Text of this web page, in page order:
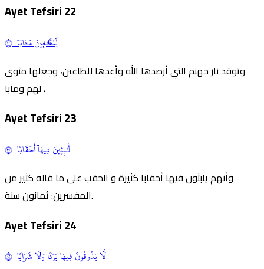
Ayet Tefsiri22
لِّلطَّٰغِينَ مَـَٔابٗا ٢٢
وتوقد نار جهنم التي أرصدها الله وأعدها للطاغين، وجعلها مثوى
لهم ومآبا ،
Ayet Tefsiri23
لَّٰبِثِينَ فِيهَآ أَحۡقَابٗا ٢٣
وأنهم يلبثون فيها أحقابا كثيرة و الحقب على ما قاله كثير من
المفسرين: ثمانون سنة.
Ayet Tefsiri24
لَّا يَذُوقُونَ فِيهَا بَرۡدٗا وَلَا شَرَابًا ٢٤